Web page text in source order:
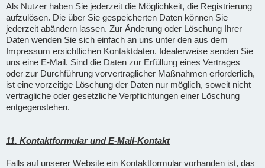
Als Nutzer haben Sie jederzeit die Möglichkeit, die Registrierung
aufzulösen. Die über Sie gespeicherten Daten können Sie
jederzeit abändern lassen. Zur Änderung oder Löschung Ihrer
Daten wenden Sie sich einfach an uns unter den aus dem
Impressum ersichtlichen Kontaktdaten. Idealerweise senden Sie
uns eine E-Mail. Sind die Daten zur Erfüllung eines Vertrages
oder zur Durchführung vorvertraglicher Maßnahmen erforderlich,
ist eine vorzeitige Löschung der Daten nur möglich, soweit nicht
vertragliche oder gesetzliche Verpflichtungen einer Löschung
entgegenstehen.
11. Kontaktformular und E-Mail-Kontakt
Falls auf unserer Website ein Kontaktformular vorhanden ist, das